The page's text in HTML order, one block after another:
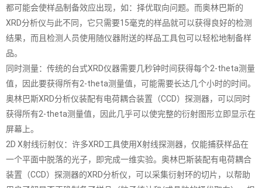
都可能会使样品制备效应出现，如：择优取向问题。而奥林巴斯的
XRD分析仪与此不同，它只需要15毫克的样品就可以获得良好的检测
结果，而且检测人员使用随仪器附送的样品工具包可以轻松地制备样
品。
同时测量：传统的台式XRD仪器需要几秒钟时间获得每个2-theta测量
值，因此要获得所有2-theta测量值，可能需要长达几个小时的时间。
奥林巴斯XRD分析仪装配有电荷耦合装置（CCD）探测器，可以同时
获得所有2-theta测量值，因此几乎可以使完整的衍射图形立即显示在
屏幕上。
2D X射线衍射仪：许多XRD工具使用X射线探测器，仅能捕获样品在
一个平面中脱落的光子，即完成一维实验。奥林巴斯装配有电荷耦合
装置（CCD）探测器的XRD分析仪，可以采集衍射环的切片，以帮助